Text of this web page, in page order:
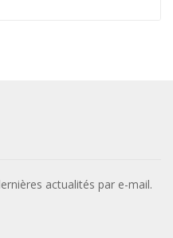
actualités par e-mail.